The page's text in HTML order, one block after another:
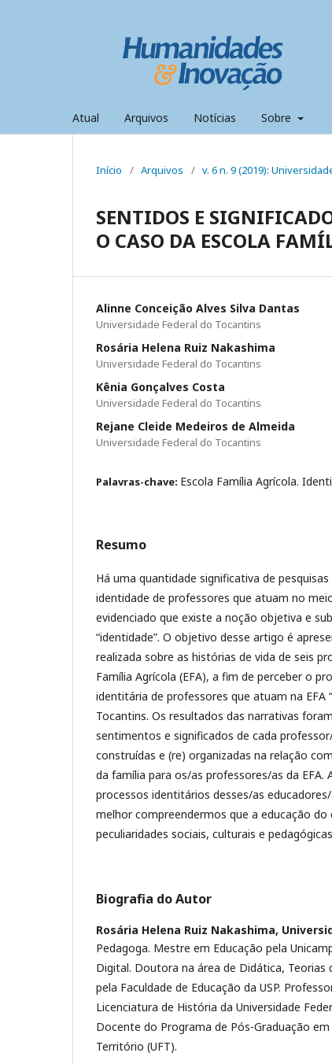
Atual Arquivos Notícias Sobre
Início / Arquivos / v. 6 n. 9 (2019):
SENTIDOS E
O CASO DA ESCOLA
Alinne Conceição Alves Silva Dantas
Universidade Federal do Tocantins
Rosária Helena Ruiz Nakashima
Universidade Federal do Tocantins
Kênia Gonçalves Costa
Universidade Federal do Tocantins
Rejane Cleide Medeiros de Almeida
Universidade Federal do Tocantins
Palavras-chave: Escola Família Agrícola.
Resumo
Há uma quantidade significativa de
identidade de professores que atuam no
evidenciado que existe a noção objetiva e
“identidade”. O objetivo desse artigo é
realizada sobre as histórias de vida de seis
Família Agrícola (EFA), a fim de perceber o
identitária de professores que atuam na EFA
Tocantins. Os resultados das narrativas
sentimentos e significados de cada
construídas e (re) organizadas na relação
da família para os/as professores/as da EFA.
processos identitários desses/as
melhor compreendermos que a educação do
peculiaridades sociais, culturais e
Biografia do Autor
Rosária Helena Ruiz Nakashima,
Pedagoga. Mestre em Educação pela
Digital. Doutora na área de Didática, Teorias
pela Faculdade de Educação da USP.
Licenciatura de História da Universidade
Docente do Programa de Pós-Graduação
Território (UFT).